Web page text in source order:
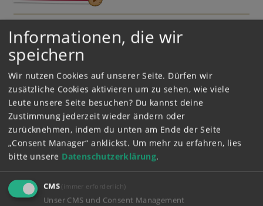
03:09 Minuten
Lesezeichen aus alten Büchern
Nachhaltiger DIY
03:01 Minuten
Kühlschrank Magnete aus
Flaschendeckeln
501
Vogelfutter selbermachen
Informationen, die wir
speichern
Wir nutzen Cookies auf unserer Seite. Dürfen wir
zusätzliche Cookies aktivieren um zu sehen, wie viele
Leute unsere Seite besuchen? Du kannst deine
Zustimmung jederzeit wieder ändern oder
zurücknehmen, indem du unten am Ende der Seite
„Consent Manager“ anklickst. Um mehr zu erfahren, lies
bitte unsere Datenschutzerklärung.
CMS (immer erforderlich)
Unser CMS und Consent Management